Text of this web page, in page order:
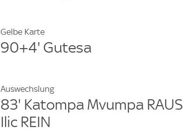
Gelbe Karte
90+4' Gutesa
Auswechslung
83' Katompa Mvumpa RAUS
Ilic REIN